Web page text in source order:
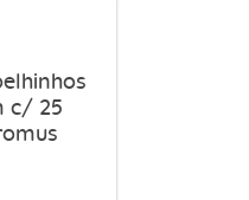
c/ 25